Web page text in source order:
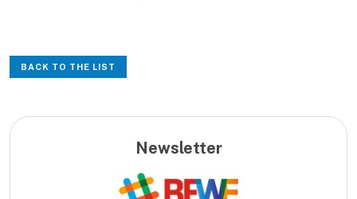
BACK TO THE LIST
Newsletter